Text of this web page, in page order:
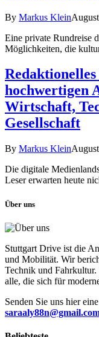
By Markus Klein
Eine private Rundreise
Möglichkeiten, die
hochwertigen
Wirtschaft,
Gesellschaft
By Markus Klein
Die digitale
Leser erwarten heute
Über uns
Stuttgart Drive ist die
und Mobilität. Wir
Technik und
alle, die sich für
Senden Sie uns hier